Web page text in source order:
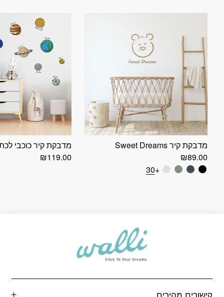
מדבקת קיר Sweet Dreams
₪89.00
+30
מדבקת קיר כוכבי
₪119.00
קישורים מהירים